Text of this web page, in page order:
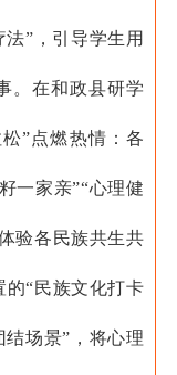
”，引导学生用
。在和政县研学
”点燃热情：各
一家亲”“心理健
验各民族共生共
的“民族文化打卡
场景”，将心理